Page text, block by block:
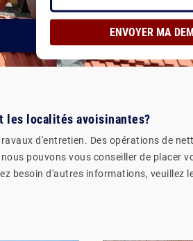
les localités avoisinantes?
d'entretien. Des opérations de
pouvons vous conseiller de placer
besoin d'autres informations, veuillez